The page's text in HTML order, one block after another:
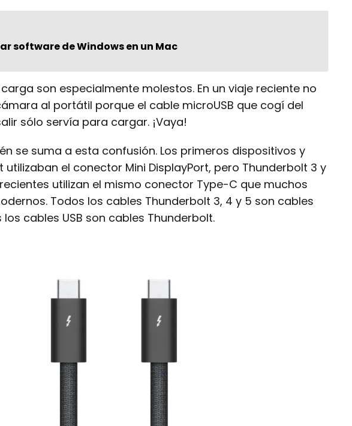
software de Windows en un Mac
son especialmente molestos. En un viaje reciente no
al portátil porque el cable microUSB que cogí del
sólo servía para cargar. ¡Vaya!
se suma a esta confusión. Los primeros dispositivos y
utilizaban el conector Mini DisplayPort, pero Thunderbolt 3 y
utilizan el mismo conector Type-C que muchos
Todos los cables Thunderbolt 3, 4 y 5 son cables
los cables USB son cables Thunderbolt.